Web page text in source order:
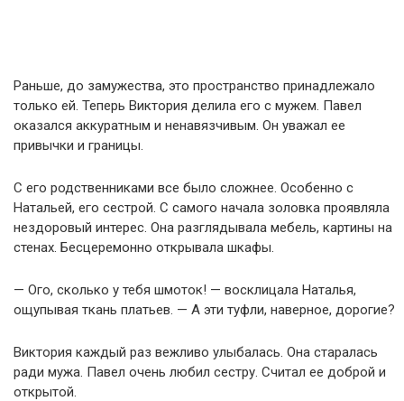
Раньше, до замужества, это пространство принадлежало
только ей. Теперь Виктория делила его с мужем. Павел
оказался аккуратным и ненавязчивым. Он уважал ее
привычки и границы.
С его родственниками все было сложнее. Особенно с
Натальей, его сестрой. С самого начала золовка проявляла
нездоровый интерес. Она разглядывала мебель, картины на
стенах. Бесцеремонно открывала шкафы.
— Ого, сколько у тебя шмоток! — восклицала Наталья,
ощупывая ткань платьев. — А эти туфли, наверное, дорогие?
Виктория каждый раз вежливо улыбалась. Она старалась
ради мужа. Павел очень любил сестру. Считал ее доброй и
открытой.